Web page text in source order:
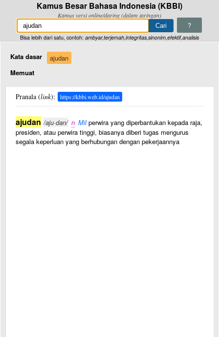
Kamus Besar Bahasa Indonesia (KBBI)
Kamus versi online/daring (dalam jaringan)
?
Bisa lebih dari satu, contoh: ambyar,terjemah,integritas,sinonim,efektif,analisis
Kata dasar
ajudan
Memuat
Pranala (link): https://kbbi.web.id/ajudan
ajudan /aju·dan/ n Milperwira yang diperbantukan kepada raja,
presiden, atau perwira tinggi, biasanya diberi tugas mengurus
segala keperluan yang berhubungan dengan pekerjaannya